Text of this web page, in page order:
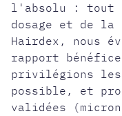
l'absolu : tout
dosage et de la
Hairdex, nous
rapport
privilégions les
possible, et
validées